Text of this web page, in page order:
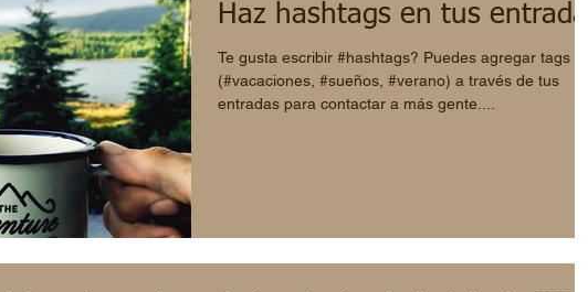
Haz hashtags en tus entradas
Te gusta escribir #hashtags? Puedes agregar tags
(#vacaciones, #sueños, #verano) a través de tus
entradas para contactar a más gente....